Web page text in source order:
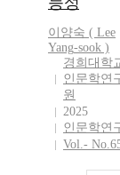
tissue (fascia)
the trunk and
limbs of the
human body
and tracing
back to tissue
origins in light
이양숙 ( Lee
Yang-sook )
경희대학
인문학연
원
2025
인문학연
Vol.-